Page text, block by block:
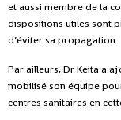
et aussi membre de la
dispositions utiles sont
d’éviter sa propagation.
Par ailleurs, Dr Keita a
mobilisé son équipe
centres sanitaires en